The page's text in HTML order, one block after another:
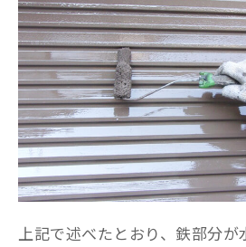
上記で述べたとおり、鉄部分